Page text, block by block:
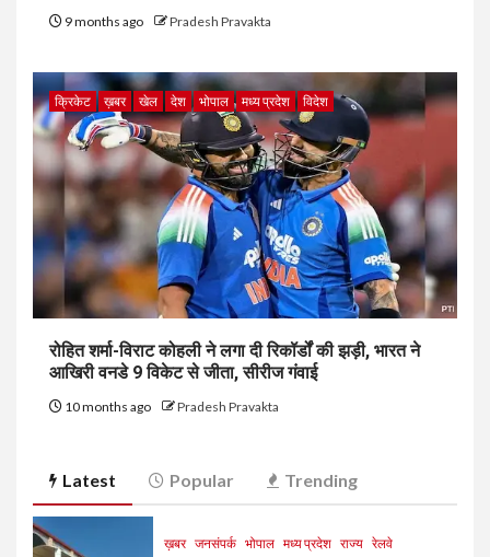
9 months ago Pradesh Pravakta
क्रिकेट ख़बर खेल देश भोपाल मध्य प्रदेश विदेश
रोहित शर्मा-विराट कोहली ने लगा दी रिकॉर्डों की झड़ी, भारत ने
आखिरी वनडे 9 विकेट से जीता, सीरीज गंवाई
10 months ago Pradesh Pravakta
Latest Popular Trending
ख़बर जनसंपर्क भोपाल मध्य प्रदेश राज्य रेलवे